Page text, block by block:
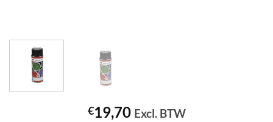
€19,70 Excl. BTW